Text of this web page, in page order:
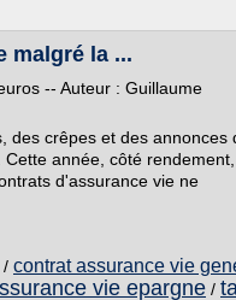
malgré la ...
-- Auteur : Guillaume
des crêpes et des annonces
année, côté
d'assurance vie ne
/ contrat assurance vie
vie epargne /